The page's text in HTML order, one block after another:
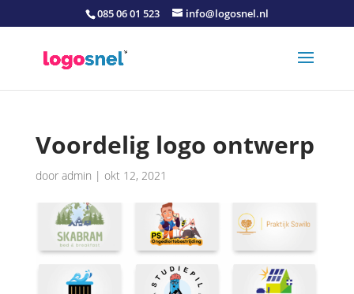
085 06 01 523 info@logosnel.nl
Voordelig logo ontwerp
door admin | okt 12, 2021